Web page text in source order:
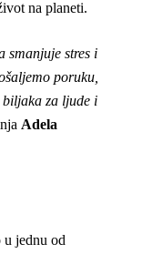
na planeti.
smanjuje stres i
poruku,
biljaka za ljude i
Adela
u jednu od